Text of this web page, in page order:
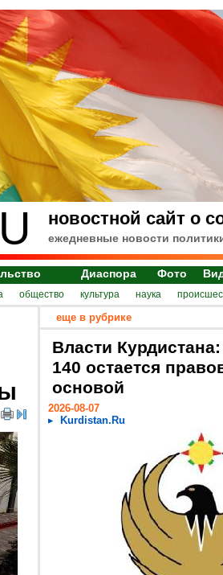
новостной сайт о
ежедневные новости
Диаспора Фото
общество культура наука
еще в рубрике
Власти
140 остается
основой
2026-08-07
Kurdistan.Ru